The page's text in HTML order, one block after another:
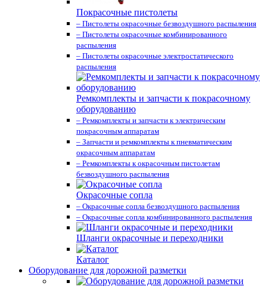
Покрасочные пистолеты
– Пистолеты окрасочные безвоздушного распыления
– Пистолеты окрасочные комбинированного
распыления
– Пистолеты окрасочные электростатического
распыления
Ремкомплекты и запчасти к покрасочному
оборудованию
– Ремкомплекты и запчасти к электрическим
покрасочным аппаратам
– Запчасти и ремкомплекты к пневматическим
окрасочным аппаратам
– Ремкомплекты к окрасочным пистолетам
безвоздушного распыления
Окрасочные сопла
– Окрасочные сопла безвоздушного распыления
– Окрасочные сопла комбинированного распыления
Шланги окрасочные и переходники
Каталог
Оборудование для дорожной разметки